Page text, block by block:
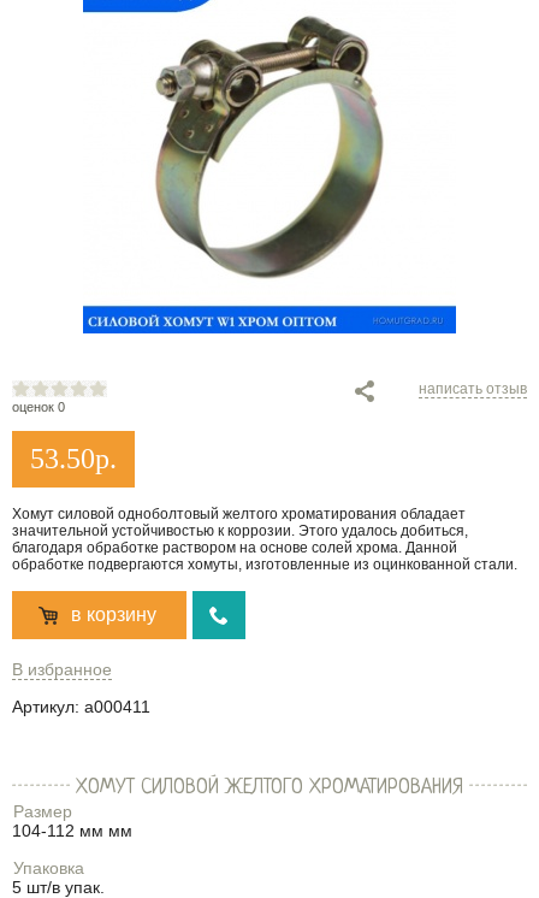
оценок 0
написать отзыв
53.50р.
Хомут силовой одноболтовый желтого хроматирования обладает
значительной устойчивостью к коррозии. Этого удалось добиться,
благодаря обработке раствором на основе солей хрома. Данной
обработке подвергаются хомуты, изготовленные из оцинкованной стали.
в корзину
В избранное
Артикул: a000411
ХОМУТ СИЛОВОЙ ЖЕЛТОГО ХРОМАТИРОВАНИЯ
Размер
104-112 мм мм
Упаковка
5 шт/в упак.